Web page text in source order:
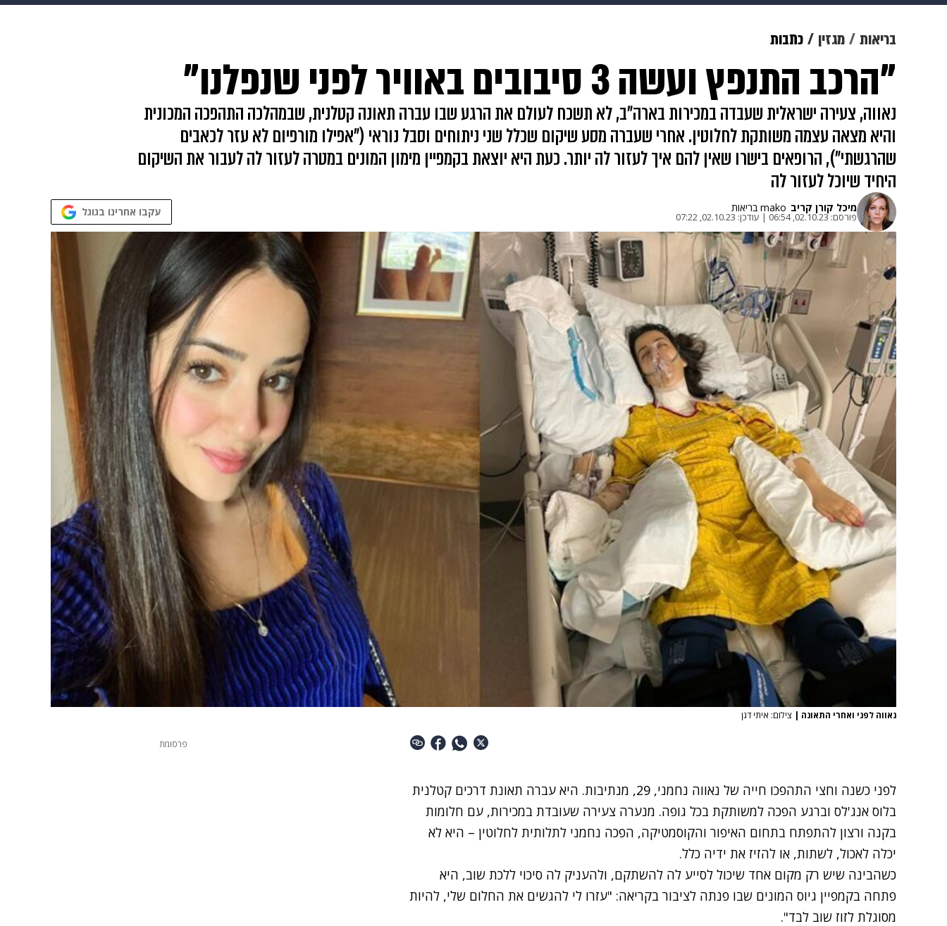
מוזיקה
דיגיטל גאווה ויוה משפט תשעה חודשים מתכונים פרויקטים מיוחדים
בריאות מגזין כתבות
"הרכב התנפץ ועשה 3 סיבובים באוויר לפני שנפלנו"
נאווה, צעירה ישראלית שעבדה במכירות בארה"ב, לא תשכח לעולם את הרגע שבו עברה תאונה קטלנית, שבמהלכה התהפכה המכונית
והיא מצאה עצמה משותקת לחלוטין. אחרי שעברה מסע שיקום שכלל שני ניתוחים וסבל נוראי ("אפילו מורפיום לא עזר לכאבים
שהרגשתי"), הרופאים בישרו שאין להם איך לעזור לה יותר. כעת היא יוצאת בקמפיין מימון המונים במטרה לעזור לה לעבור את השיקום
היחיד שיוכל לעזור לה
מיכל קורן קריב mako בריאות
פורסם: 02.10.23, 06:54
| עודכן: 02.10.23, 07:22 עקבו אחרינו בגוגל
נאווה לפני ואחרי התאונה | צילום: איתי דגן
לפני כשנה וחצי התהפכו חייה של נאווה נחמני, 29, מנתיבות. היא עברה תאונת דרכים קטלנית
בלוס אנג'לס וברגע הפכה למשותקת בכל גופה. מנערה צעירה שעובדת במכירות, עם חלומות
בקנה ורצון להתפתח בתחום האיפור והקוסמטיקה, הפכה נחמני לתלותית לחלוטין – היא לא
יכלה לאכול, לשתות, או להזיז את ידיה כלל.
כשהבינה שיש רק מקום אחד שיכול לסייע לה להשתקם, ולהעניק לה סיכוי ללכת שוב, היא
פתחה בקמפיין גיוס המונים שבו פנתה לציבור בקריאה: "עזרו לי להגשים את החלום שלי, להיות
מסוגלת לזוז שוב לבד".
פרסומת